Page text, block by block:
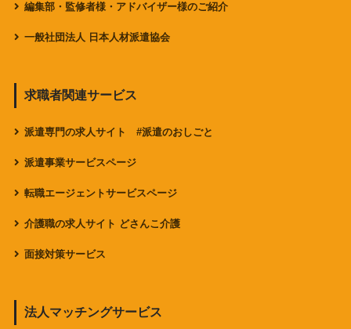
編集部・監修者様・アドバイザー様のご紹介
一般社団法人 日本人材派遣協会
求職者関連サービス
派遣専門の求人サイト #派遣のおしごと
派遣事業サービスページ
転職エージェントサービスページ
介護職の求人サイト どさんこ介護
面接対策サービス
法人マッチングサービス